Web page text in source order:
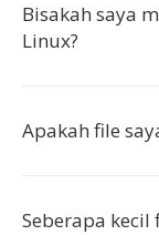
Bisakah saya
Linux?
Apakah file
Seberapa kecil